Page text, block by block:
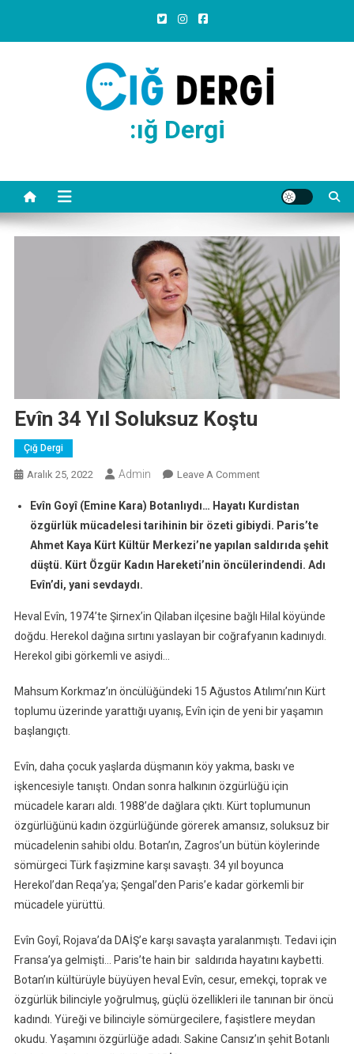
:ığ Dergi
Evîn 34 Yıl Soluksuz Koştu
Çığ Dergi
Aralık 25, 2022 Admin Leave A CommentOn
34
Yıl
Soluksuz
Koştu
Evîn Goyî (Emine Kara) Botanlıydı… Hayatı Kurdistan
özgürlük mücadelesi tarihinin bir özeti gibiydi. Paris’te
Ahmet Kaya Kürt Kültür Merkezi’ne yapılan saldırıda şehit
düştü. Kürt Özgür Kadın Hareketi’nin öncülerindendi. Adı
Evîn’di, yani sevdaydı.
Heval Evîn, 1974’te Şirnex’in Qilaban ilçesine bağlı Hilal köyünde
doğdu. Herekol dağına sırtını yaslayan bir coğrafyanın kadınıydı.
Herekol gibi görkemli ve asiydi…
Mahsum Korkmaz’ın öncülüğündeki 15 Ağustos Atılımı’nın Kürt
toplumu üzerinde yarattığı uyanış, Evîn için de yeni bir yaşamın
başlangıçtı.
Evîn, daha çocuk yaşlarda düşmanın köy yakma, baskı ve
işkencesiyle tanıştı. Ondan sonra halkının özgürlüğü için
mücadele kararı aldı. 1988’de dağlara çıktı. Kürt toplumunun
özgürlüğünü kadın özgürlüğünde görerek amansız, soluksuz bir
mücadelenin sahibi oldu. Botan’ın, Zagros’un bütün köylerinde
sömürgeci Türk faşizmine karşı savaştı. 34 yıl boyunca
Herekol’dan Reqa’ya; Şengal’den Paris’e kadar görkemli bir
mücadele yürüttü.
Evîn Goyî, Rojava’da DAİŞ’e karşı savaşta yaralanmıştı. Tedavi için
Fransa’ya gelmişti… Paris’te hain bir saldırıda hayatını kaybetti.
Botan’ın kültürüyle büyüyen heval Evîn, cesur, emekçi, toprak ve
özgürlük bilinciyle yoğrulmuş, güçlü özellikleri ile tanınan bir öncü
kadındı. Yüreği ve bilinciyle sömürgecilere, faşistlere meydan
okudu. Yaşamını özgürlüğe adadı. Sakine Cansız’ın şehit Botanlı